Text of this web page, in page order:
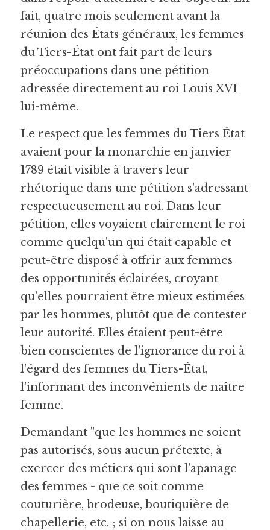
fait, quatre mois seulement avant la
réunion des États généraux, les femmes
du Tiers-État ont fait part de leurs
préoccupations dans une pétition
adressée directement au roi Louis XVI
lui-même.
Le respect que les femmes du Tiers État
avaient pour la monarchie en janvier
1789 était visible à travers leur
rhétorique dans une pétition s'adressant
respectueusement au roi. Dans leur
pétition, elles voyaient clairement le roi
comme quelqu'un qui était capable et
peut-être disposé à offrir aux femmes
des opportunités éclairées, croyant
qu'elles pourraient être mieux estimées
par les hommes, plutôt que de contester
leur autorité. Elles étaient peut-être
bien conscientes de l'ignorance du roi à
l'égard des femmes du Tiers-État,
l'informant des inconvénients de naître
femme.
Demandant "que les hommes ne soient
pas autorisés, sous aucun prétexte, à
exercer des métiers qui sont l'apanage
des femmes - que ce soit comme
couturière, brodeuse, boutiquière de
chapellerie, etc. ; si on nous laisse au